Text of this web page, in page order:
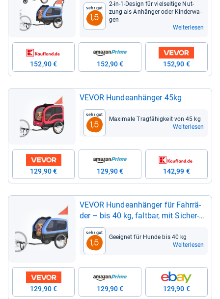
Sehr gut
1,5
2-​in-​1-​Design für viel­sei­tige Nut­
zung als Anhän­ger oder Kin­der­wa­
gen
Weiterlesen
152,90 € 152,90 € 152,90 €
VEVOR Hun­de­an­hän­ger 45kg
Sehr gut
1,5
Maxi­male Trag­fä­hig­keit von 45 kg
Weiterlesen
129,90 € 129,90 € 142,99 €
VEVOR Hun­de­an­hän­ger für Fahr­rä­
der – bis 40 kg, falt­bar, mit Sicher­
heits­leine
Sehr gut
1,5
Geeig­net für Hunde bis 40 kg
Weiterlesen
129,90 € 129,90 € 129,90 €